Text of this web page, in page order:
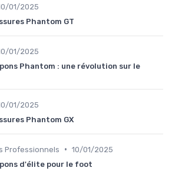
01/2025
Phantom GT
01/2025
Phantom : une révolution sur le
01/2025
Phantom GX
Professionnels • 10/01/2025
d'élite pour le foot